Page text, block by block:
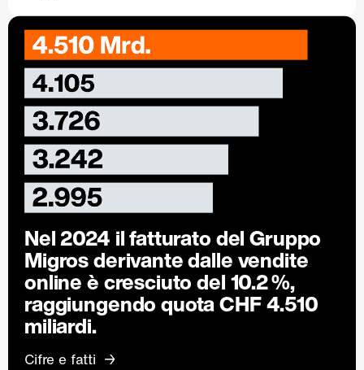
Nel 2024 il fatturato del Gruppo
Migros derivante dalle vendite
online è cresciuto del10.2 %,
raggiungendo quota CHF 4.510
miliardi.
Cifre e fatti